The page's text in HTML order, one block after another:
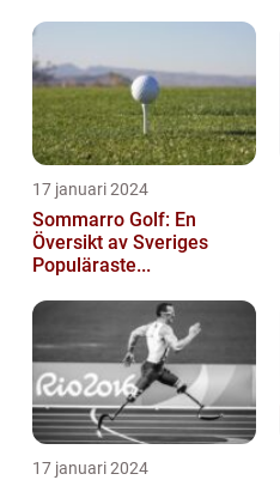
17 januari 2024
Sommarro Golf: En
Översikt av Sveriges
Populäraste...
17 januari 2024